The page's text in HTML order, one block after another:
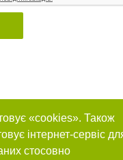
«cookies». Також
інтернет-сервіс
стосовно